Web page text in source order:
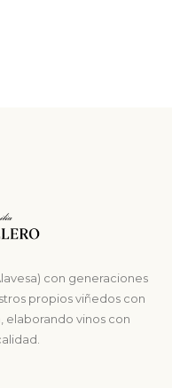
con generaciones
propios viñedos con
elaborando vinos con